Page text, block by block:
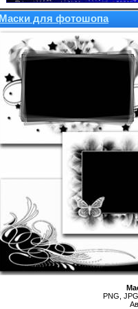
Маски для фотошопа
PNG,